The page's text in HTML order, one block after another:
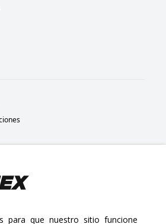
para que nuestro sitio funcione